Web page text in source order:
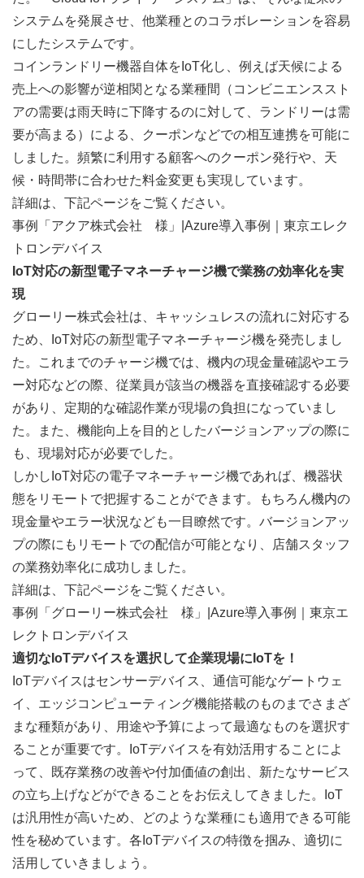
システムを発展させ、他業種とのコラボレーションを容易
にしたシステムです。
コインランドリー機器自体をIoT化し、例えば天候による
売上への影響が逆相関となる業種間（コンビニエンススト
アの需要は雨天時に下降するのに対して、ランドリーは需
要が高まる）による、クーポンなどでの相互連携を可能に
しました。頻繁に利用する顧客へのクーポン発行や、天
候・時間帯に合わせた料金変更も実現しています。
詳細は、下記ページをご覧ください。
事例「アクア株式会社　様」|Azure導入事例｜東京エレク
トロンデバイス
IoT対応の新型電子マネーチャージ機で業務の効率化を実
現
グローリー株式会社は、キャッシュレスの流れに対応する
ため、IoT対応の新型電子マネーチャージ機を発売しまし
た。これまでのチャージ機では、機内の現金量確認やエラ
ー対応などの際、従業員が該当の機器を直接確認する必要
があり、定期的な確認作業が現場の負担になっていまし
た。また、機能向上を目的としたバージョンアップの際に
も、現場対応が必要でした。
しかしIoT対応の電子マネーチャージ機であれば、機器状
態をリモートで把握することができます。もちろん機内の
現金量やエラー状況なども一目瞭然です。バージョンアッ
プの際にもリモートでの配信が可能となり、店舗スタッフ
の業務効率化に成功しました。
詳細は、下記ページをご覧ください。
事例「グローリー株式会社　様」|Azure導入事例｜東京エ
レクトロンデバイス
適切なIoTデバイスを選択して企業現場にIoTを！
IoTデバイスはセンサーデバイス、通信可能なゲートウェ
イ、エッジコンピューティング機能搭載のものまでさまざ
まな種類があり、用途や予算によって最適なものを選択す
ることが重要です。IoTデバイスを有効活用することによ
って、既存業務の改善や付加価値の創出、新たなサービス
の立ち上げなどができることをお伝えしてきました。IoT
は汎用性が高いため、どのような業種にも適用できる可能
性を秘めています。各IoTデバイスの特徴を掴み、適切に
活用していきましょう。